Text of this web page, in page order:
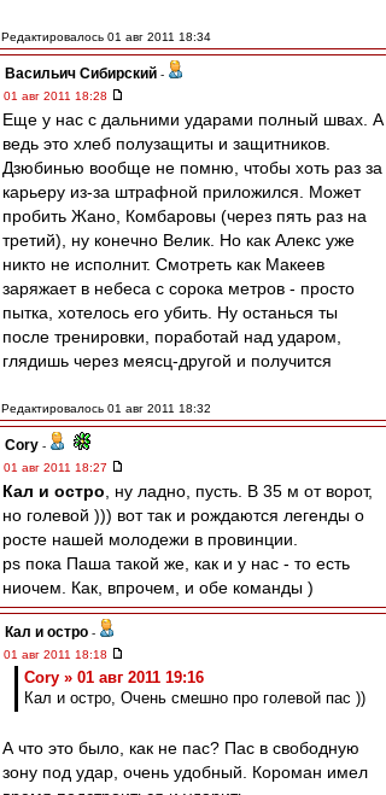
Редактировалось 01 авг 2011 18:34
Васильич Сибирский -
01 авг 2011 18:28
Еще у нас с дальними ударами полный швах. А
ведь это хлеб полузащиты и защитников.
Дзюбинью вообще не помню, чтобы хоть раз за
карьеру из-за штрафной приложился. Может
пробить Жано, Комбаровы (через пять раз на
третий), ну конечно Велик. Но как Алекс уже
никто не исполнит. Смотреть как Макеев
заряжает в небеса с сорока метров - просто
пытка, хотелось его убить. Ну останься ты
после тренировки, поработай над ударом,
глядишь через меясц-другой и получится
Редактировалось 01 авг 2011 18:32
Cory -
01 авг 2011 18:27
Кал и остро , ну ладно, пусть. В 35 м от ворот,
но голевой ))) вот так и рождаются легенды о
росте нашей молодежи в провинции.
ps пока Паша такой же, как и у нас - то есть
ниочем. Как, впрочем, и обе команды )
Кал и остро -
01 авг 2011 18:18
Cory » 01 авг 2011 19:16
Кал и остро, Очень смешно про голевой пас ))
А что это было, как не пас? Пас в свободную
зону под удар, очень удобный. Короман имел